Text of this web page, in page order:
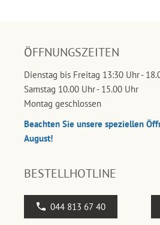
ÖFFNUNGSZEITEN
Dienstag bis Freitag 13:30 Uhr -
Samstag 10.00 Uhr - 15.00 Uhr
Montag geschlossen
Beachten Sie unsere speziellen
August!
BESTELLHOTLINE
044 813 67 40